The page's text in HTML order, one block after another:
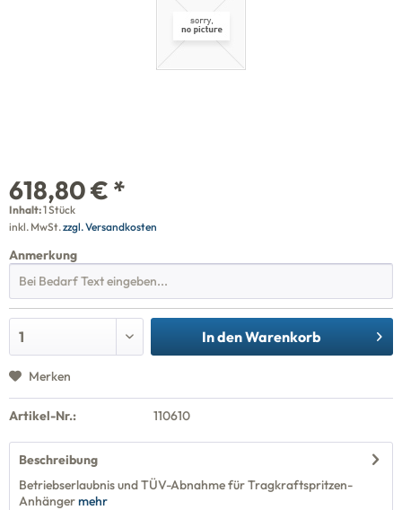
618,80 € *
Inhalt:1 Stück
inkl. MwSt.zzgl. Versandkosten
Anmerkung
In denWarenkorb
Merken
Artikel-Nr.: 110610
Beschreibung
Betriebserlaubnis und TÜV-Abnahme für Tragkraftspritzen-
Anhängermehr